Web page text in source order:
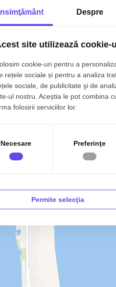
locația premium, confortul
își dorește un stil de viață
Terasa
Despre
site utilizează cookie-
cookie-uri pentru a
rețele sociale și pentru a analiza
sociale, de publicitate şi de
ul nostru. Aceștia le pot combina
folosirii serviciilor lor.
Necesare Preferinţe
Permite selecţia